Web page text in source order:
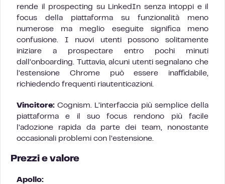
rende il prospecting su LinkedIn senza intoppi e il
focus della piattaforma su funzionalità meno
numerose ma meglio eseguite significa meno
confusione. I nuovi utenti possono solitamente
iniziare a prospectare entro pochi minuti
dall’onboarding. Tuttavia, alcuni utenti segnalano che
l’estensione Chrome può essere inaffidabile,
richiedendo frequenti riautenticazioni.
Vincitore: Cognism. L’interfaccia più semplice della
piattaforma e il suo focus rendono più facile
l’adozione rapida da parte dei team, nonostante
occasionali problemi con l’estensione.
Prezzi e valore
Apollo: